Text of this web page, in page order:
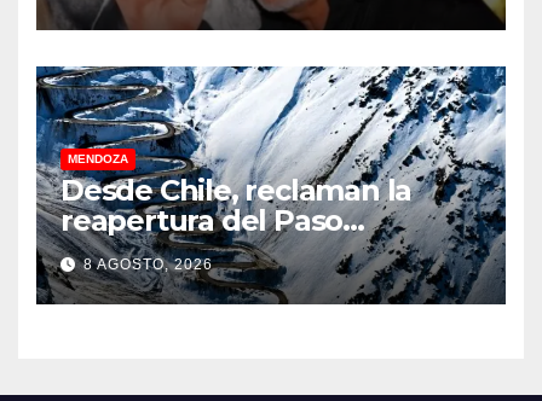
MENDOZA
Desde Chile, reclaman la
reapertura del Paso
Internacional Los
Libertadores: pérdidas
millonarias
8 AGOSTO, 2026